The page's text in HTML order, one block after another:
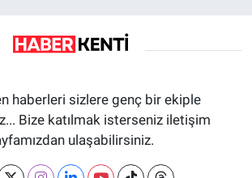
haberleri sizlere genç bir ekiple
Bize katılmak isterseniz iletişim
ulaşabilirsiniz.